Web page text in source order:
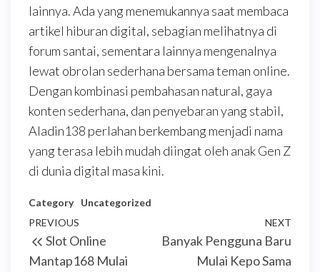
lainnya. Ada yang menemukannya saat membaca
artikel hiburan digital, sebagian melihatnya di
forum santai, sementara lainnya mengenalnya
lewat obrolan sederhana bersama teman online.
Dengan kombinasi pembahasan natural, gaya
konten sederhana, dan penyebaran yang stabil,
Aladin138 perlahan berkembang menjadi nama
yang terasa lebih mudah diingat oleh anak Gen Z
di dunia digital masa kini.
Category Uncategorized
Post
navigation
Previous
Post
PREVIOUS
Slot Online
Mantap168 Mulai
NEXT
Banyak Pengguna Baru
Mulai Kepo Sama